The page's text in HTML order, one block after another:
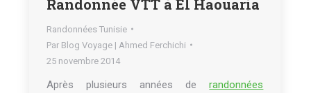
Randonnée VTT à El Haouaria
Randonnées Tunisie
Par Blog Voyage | Ahmed Ferchichi
25 novembre 2014
Après plusieurs années derandonnées